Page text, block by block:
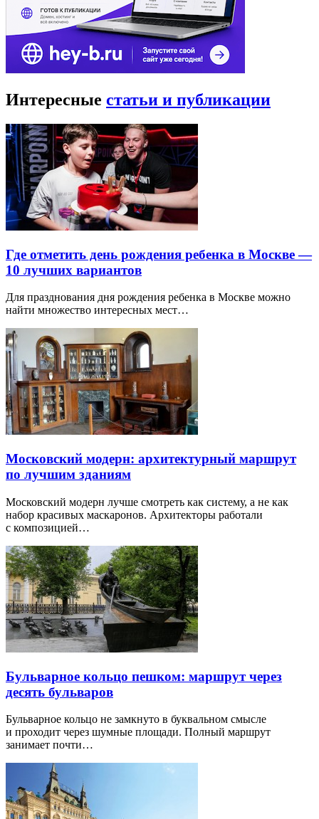
Интересные статьи и публикации
Где отметить день рождения ребенка в Москве —
10 лучших вариантов
Для празднования дня рождения ребенка в Москве можно
найти множество интересных мест…
Московский модерн: архитектурный маршрут
по лучшим зданиям
Московский модерн лучше смотреть как систему, а не как
набор красивых маскаронов. Архитекторы работали
с композицией…
Бульварное кольцо пешком: маршрут через
десять бульваров
Бульварное кольцо не замкнуто в буквальном смысле
и проходит через шумные площади. Полный маршрут
занимает почти…